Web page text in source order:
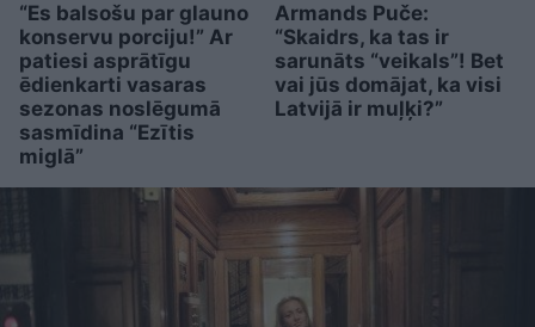
“Es balsošu par glauno
konservu porciju!” Ar
patiesi asprātīgu
ēdienkarti vasaras
sezonas noslēgumā
sasmīdina “Ezītis
miglā”
Armands Puče:
“Skaidrs, ka tas ir
sarunāts “veikals”! Bet
vai jūs domājat, ka visi
Latvijā ir muļķi?”